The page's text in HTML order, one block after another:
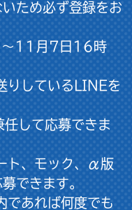
ため必ず登録をお
～11月7日16時
りしている LINEを
して応募できま
ト、モック、α版
できます。
あれば何度でも